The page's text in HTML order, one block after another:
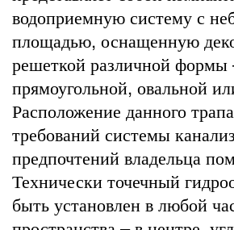
водоприемную систему с
площадью, оснащенную
решеткой различной формы
прямоугольной, овальной
Расположение данного
требований системы
предпочтений владельца
Технически точечный
быть установлен в любой